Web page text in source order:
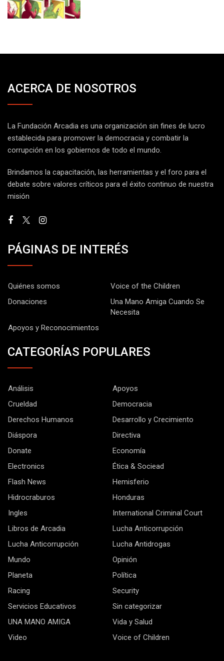
ACERCA DE NOSOTROS
La Fundación Arcadia es una organización sin fines de lucro
establecida para promover la democracia y combatir la
corrupción en los gobiernos de todo el mundo.
Brindamos la capacitación, las herramientas y el foro para el
debate sobre valores críticos para el éxito continuo de nuestra
misión
PÁGINAS DE INTERÉS
Quiénes somos
Voice of the Children
Donaciones
Una Mano Amiga Cuando Se
Necesita
Apoyos y Reconocimientos
CATEGORÍAS POPULARES
Análisis
Apoyos
Crueldad
Democracia
Derechos Humanos
Desarrollo y Crecimiento
Diáspora
Directiva
Donate
Economía
Electronics
Ética & Sociead
Flash News
Hemisferio
Hidrocraburos
Honduras
Ingles
International Criminal Court
Libros de Arcadia
Lucha Anticorrupción
Lucha Anticorrupción
Lucha Antidrogas
Mundo
Opinión
Planeta
Política
Racing
Security
Servicios Educativos
Sin categorizar
UNA MANO AMIGA
Vida y Salud
Video
Voice of Children